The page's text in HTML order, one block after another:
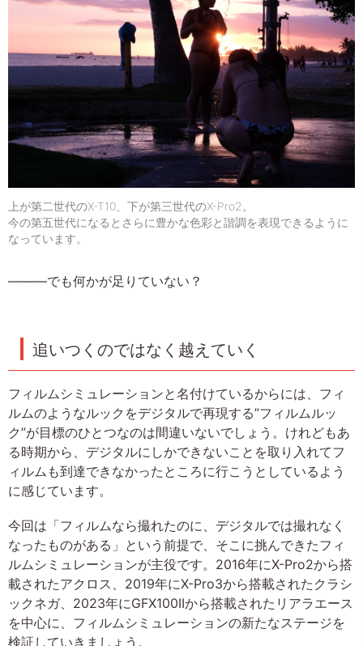
上が第二世代のX-T10、下が第三世代のX-Pro2。
今の第五世代になるとさらに豊かな色彩と諧調を表現できるように
なっています。
———でも何かが足りていない？
追いつくのではなく越えていく
フィルムシミュレーションと名付けているからには、フィ
ルムのようなルックをデジタルで再現する”フィルムルッ
ク”が目標のひとつなのは間違いないでしょう。けれどもあ
る時期から、デジタルにしかできないことを取り入れてフ
ィルムも到達できなかったところに行こうとしているよう
に感じています。
今回は「フィルムなら撮れたのに、デジタルでは撮れなく
なったものがある」という前提で、そこに挑んできたフィ
ルムシミュレーションが主役です。2016年にX-Pro2から搭
載されたアクロス、2019年にX-Pro3から搭載されたクラシ
ックネガ、2023年にGFX100IIから搭載されたリアラエース
を中心に、フィルムシミュレーションの新たなステージを
検証していきましょう。